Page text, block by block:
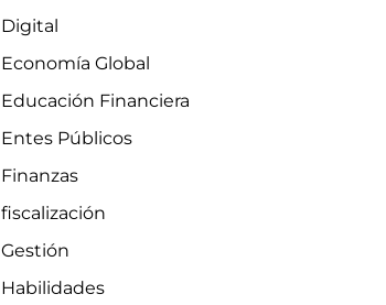
Digital
Economía Global
Educación Financiera
Entes Públicos
Finanzas
fiscalización
Gestión
Habilidades